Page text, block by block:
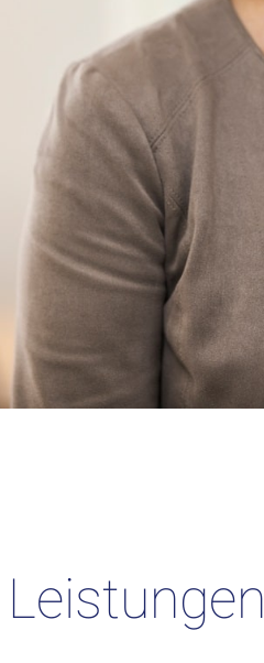
Leistungen